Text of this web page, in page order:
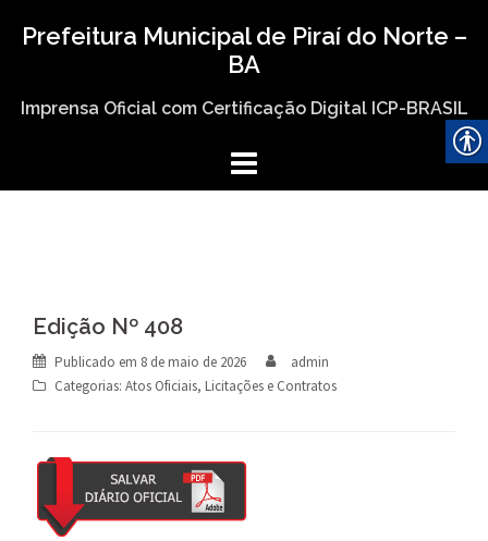
Prefeitura Municipal de Piraí do Norte –
BA
Imprensa Oficial com Certificação Digital ICP-BRASIL
Edição Nº 408
Publicado em 8 de maio de 2026
admin
Categorias: Atos Oficiais, Licitações e Contratos